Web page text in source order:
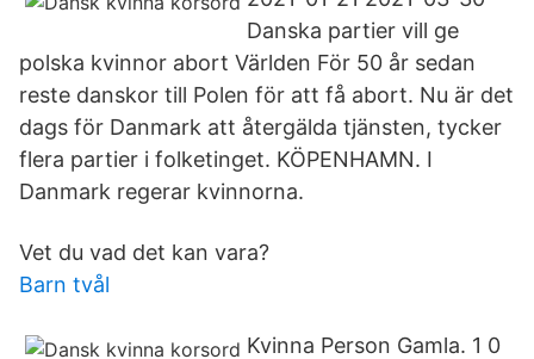
Danska partier vill ge
polska kvinnor abort Världen För 50 år sedan
reste danskor till Polen för att få abort. Nu är det
dags för Danmark att återgälda tjänsten, tycker
flera partier i folketinget. KÖPENHAMN. I
Danmark regerar kvinnorna.
Vet du vad det kan vara?
Barn tvål
Kvinna Person Gamla. 1 0